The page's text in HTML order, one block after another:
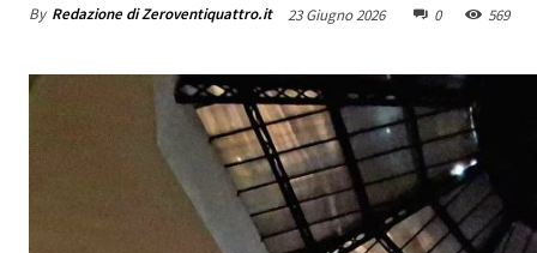
By Redazione di Zeroventiquattro.it 23 Giugno 2026 0 569